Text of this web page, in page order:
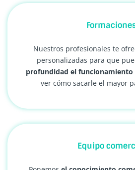
Nuestros profesionales te
personalizadas para que
profundidad el
ver cómo sacarle el mayor
Equipo